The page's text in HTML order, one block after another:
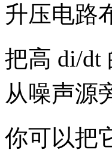
升压电路
把高 di/dt
从噪声源
你可以把